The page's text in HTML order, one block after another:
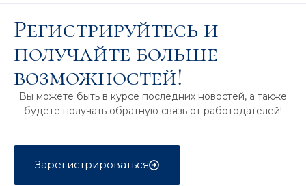
Регистрируйтесь и
получайте больше
возможностей!
Вы можете быть в курсе последних новостей, а также
будете получать обратную связь от работодателей!
Зарегистрироваться